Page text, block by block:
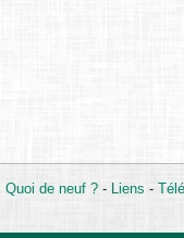
Quoi de neuf ?- Liens -